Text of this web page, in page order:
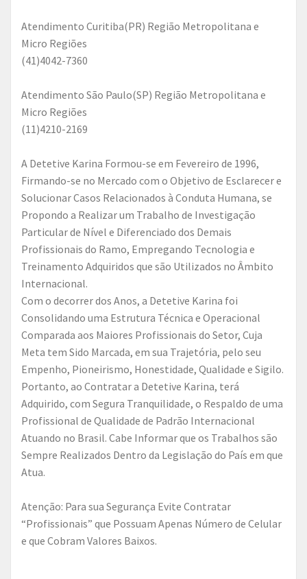
Atendimento Curitiba(PR) Região Metropolitana e
Micro Regiões
(41)4042-7360
Atendimento São Paulo(SP) Região Metropolitana e
Micro Regiões
(11)4210-2169
A Detetive Karina Formou-se em Fevereiro de 1996,
Firmando-se no Mercado com o Objetivo de Esclarecer e
Solucionar Casos Relacionados à Conduta Humana, se
Propondo a Realizar um Trabalho de Investigação
Particular de Nível e Diferenciado dos Demais
Profissionais do Ramo, Empregando Tecnologia e
Treinamento Adquiridos que são Utilizados no Âmbito
Internacional.
Com o decorrer dos Anos, a Detetive Karina foi
Consolidando uma Estrutura Técnica e Operacional
Comparada aos Maiores Profissionais do Setor, Cuja
Meta tem Sido Marcada, em sua Trajetória, pelo seu
Empenho, Pioneirismo, Honestidade, Qualidade e Sigilo.
Portanto, ao Contratar a Detetive Karina, terá
Adquirido, com Segura Tranquilidade, o Respaldo de uma
Profissional de Qualidade de Padrão Internacional
Atuando no Brasil. Cabe Informar que os Trabalhos são
Sempre Realizados Dentro da Legislação do País em que
Atua.
Atenção: Para sua Segurança Evite Contratar
“Profissionais” que Possuam Apenas Número de Celular
e que Cobram Valores Baixos.